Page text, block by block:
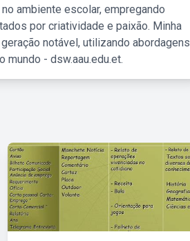
ambiente escolar, empregando
por criatividade e paixão. Minha
notável, utilizando abordagens
- dsw.aau.edu.et.